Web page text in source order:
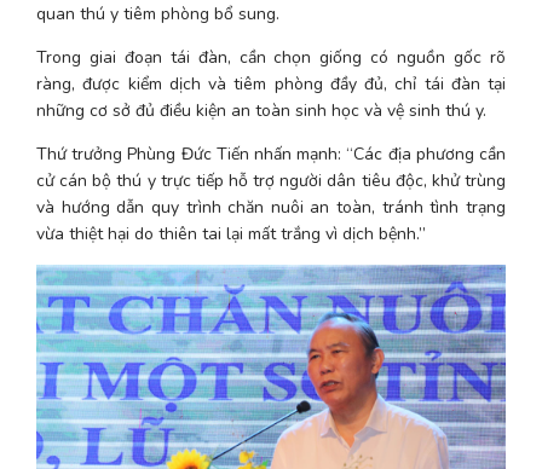
quan thú y tiêm phòng bổ sung.
Trong giai đoạn tái đàn, cần chọn giống có nguồn gốc rõ
ràng, được kiểm dịch và tiêm phòng đầy đủ, chỉ tái đàn tại
những cơ sở đủ điều kiện an toàn sinh học và vệ sinh thú y.
Thứ trưởng Phùng Đức Tiến nhấn mạnh: “Các địa phương cần
cử cán bộ thú y trực tiếp hỗ trợ người dân tiêu độc, khử trùng
và hướng dẫn quy trình chăn nuôi an toàn, tránh tình trạng
vừa thiệt hại do thiên tai lại mất trắng vì dịch bệnh.”